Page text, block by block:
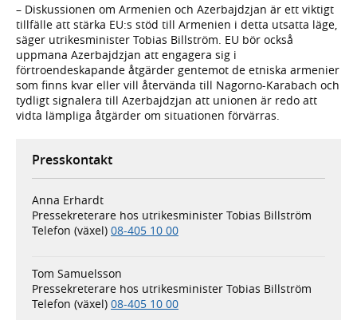
– Diskussionen om Armenien och Azerbajdzjan är ett viktigt
tillfälle att stärka EU:s stöd till Armenien i detta utsatta läge,
säger utrikesminister Tobias Billström. EU bör också
uppmana Azerbajdzjan att engagera sig i
förtroendeskapande åtgärder gentemot de etniska armenier
som finns kvar eller vill återvända till Nagorno-Karabach och
tydligt signalera till Azerbajdzjan att unionen är redo att
vidta lämpliga åtgärder om situationen förvärras.
Presskontakt
Anna Erhardt
Pressekreterare hos utrikesminister Tobias Billström
Telefon (växel) 08-405 10 00
Tom Samuelsson
Pressekreterare hos utrikesminister Tobias Billström
Telefon (växel) 08-405 10 00